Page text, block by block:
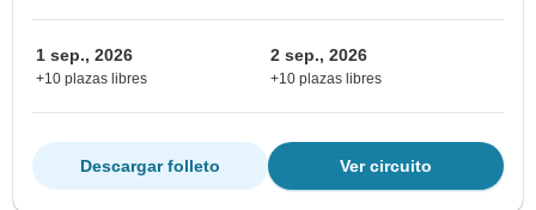
1 sep., 2026
+10 plazas libres
2 sep., 2026
+10 plazas libres
Ver circuito
Descargar folleto